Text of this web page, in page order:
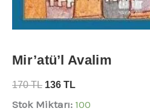
Mir’atü’l Avalim
170TL 136 TL
Stok Miktarı: 100